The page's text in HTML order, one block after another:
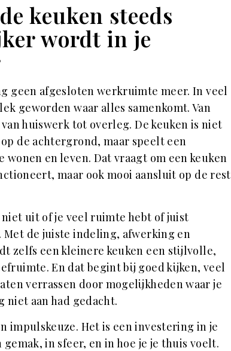
keuken steeds
wordt in je
geen afgesloten werkruimte meer. In veel
geworden waar alles samenkomt. Van
huiswerk tot overleg. De keuken is niet
de achtergrond, maar speelt een
wonen en leven. Dat vraagt om een keuken
maar ook mooi aansluit op de rest
uit of je veel ruimte hebt of juist
Met de juiste indeling, afwerking en
zelfs een kleinere keuken een stijlvolle,
En dat begint bij goed kijken, veel
verrassen door mogelijkheden waar je
niet aan had gedacht.
impulskeuze. Het is een investering in je
in sfeer, en in hoe je je thuis voelt.